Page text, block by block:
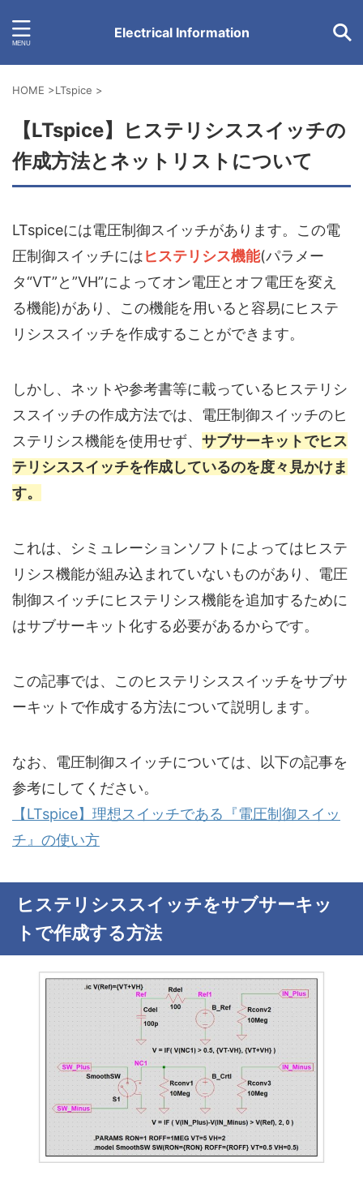
Electrical Information
HOME >LTspice >
【LTspice】ヒステリシススイッチの
作成方法とネットリストについて
LTspiceには電圧制御スイッチがあります。この電
圧制御スイッチにはヒステリシス機能(パラメー
タ“VT”と”VH”によってオン電圧とオフ電圧を変え
る機能)があり、この機能を用いると容易にヒステ
リシススイッチを作成することができます。
しかし、ネットや参考書等に載っているヒステリシ
ススイッチの作成方法では、電圧制御スイッチのヒ
ステリシス機能を使用せず、 サブサーキットでヒス
テリシススイッチを作成しているのを度々見かけま
す。
これは、シミュレーションソフトによってはヒステ
リシス機能が組み込まれていないものがあり、電圧
制御スイッチにヒステリシス機能を追加するために
はサブサーキット化する必要があるからです。
この記事では、このヒステリシススイッチをサブサ
ーキットで作成する方法について説明します。
なお、電圧制御スイッチについては、以下の記事を
参考にしてください。
【LTspice】理想スイッチである『電圧制御スイッ
チ』の使い方
ヒステリシススイッチをサブサーキッ
トで作成する方法